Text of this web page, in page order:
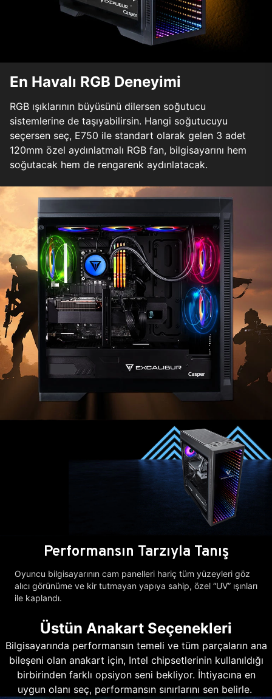
En Havalı RGB Deneyimi
RGB ışıklarının büyüsünü dilersen soğutucu
sistemlerine de taşıyabilirsin. Hangi soğutucuyu
seçersen seç, E750 ile standart olarak gelen 3 adet
120mm özel aydınlatmalı RGB fan, bilgisayarını hem
soğutacak hem de rengarenk aydınlatacak.
Performansın Tarzıyla Tanış
Oyuncu bilgisayarının cam panelleri hariç tüm yüzeyleri göz
alıcı görünüme ve kir tutmayan yapıya sahip, özel “UV” ışınları
ile kaplandı.
Üstün Anakart Seçenekleri
Bilgisayarında performansın temeli ve tüm parçaların ana
bileşeni olan anakart için, Intel chipsetlerinin kullanıldığı
birbirinden farklı opsiyon seni bekliyor. İhtiyacına en
uygun olanı seç, performansın sınırlarını sen belirle.